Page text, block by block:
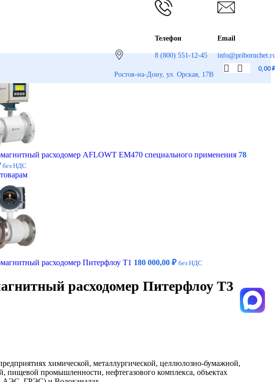
Телефон
8 (800) 551-12-45
Email
Ростов-на-Дону, ул. Орская, 17В
0,00
расходомер AFLOWT EM470 специального применения 78
без НДС
расходомер Питерфлоу T1 180 000,00₽ без НДС
расходомер Питерфлоу T3
химической, металлургической, целлюлозно-бумажной,
пищевой промышленности, нефтегазового комплекса, объектах